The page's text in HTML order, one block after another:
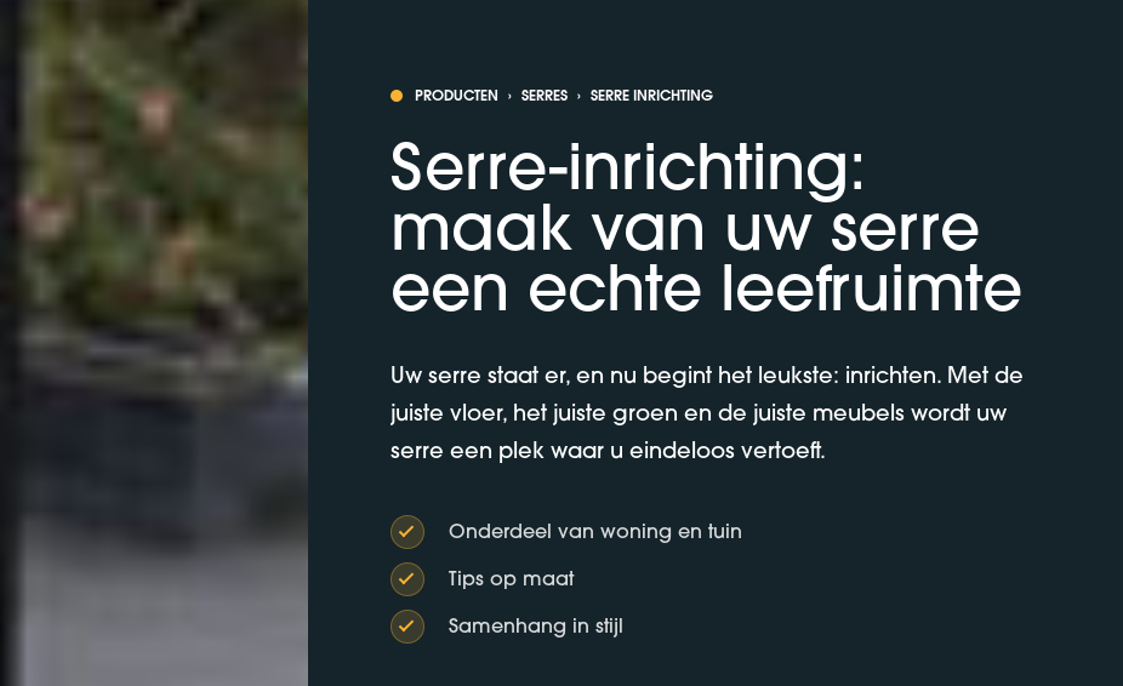
PRODUCTEN › SERRES › SERRE INRICHTING
Serre-inrichting:
maak van uw serre
een echte leefruimte
Uw serre staat er, en nu begint het leukste: inrichten. Met de
juiste vloer, het juiste groen en de juiste meubels wordt uw
serre een plek waar u eindeloos vertoeft.
Onderdeel van woning en tuin
Tips op maat
Samenhang in stijl